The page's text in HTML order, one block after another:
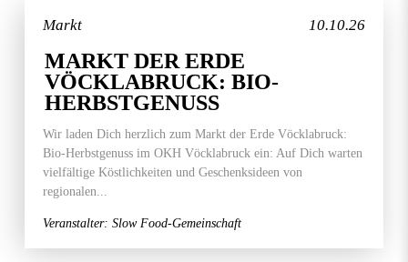
10.10.26
Markt
MARKT DER ERDE
VÖCKLABRUCK: BIO-
HERBSTGENUSS
Wir laden Dich herzlich zum Markt der Erde Vöcklabruck:
Bio-Herbstgenuss im OKH Vöcklabruck ein: Auf Dich warten
vielfältige Köstlichkeiten und Geschenksideen von
regionalen...
Veranstalter: Slow Food-Gemeinschaft